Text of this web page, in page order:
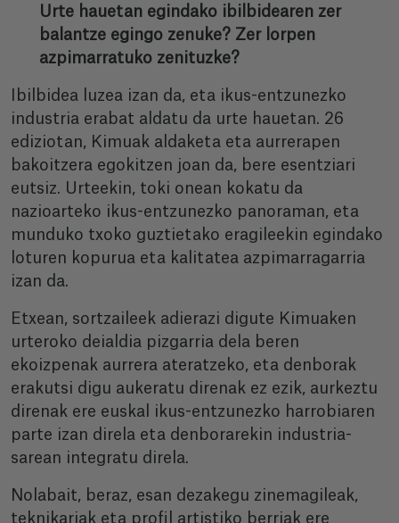
Urte hauetan egindako ibilbidearen zer
balantze egingo zenuke? Zer lorpen
azpimarratuko zenituzke?
Ibilbidea luzea izan da, eta ikus-entzunezko
industria erabat aldatu da urte hauetan. 26
ediziotan, Kimuak aldaketa eta aurrerapen
bakoitzera egokitzen joan da, bere esentziari
eutsiz. Urteekin, toki onean kokatu da
nazioarteko ikus-entzunezko panoraman, eta
munduko txoko guztietako eragileekin egindako
loturen kopurua eta kalitatea azpimarragarria
izan da.
Etxean, sortzaileek adierazi digute Kimuaken
urteroko deialdia pizgarria dela beren
ekoizpenak aurrera ateratzeko, eta denborak
erakutsi digu aukeratu direnak ez ezik, aurkeztu
direnak ere euskal ikus-entzunezko harrobiaren
parte izan direla eta denborarekin industria-
sarean integratu direla.
Nolabait, beraz, esan dezakegu zinemagileak,
teknikariak eta profil artistiko berriak ere